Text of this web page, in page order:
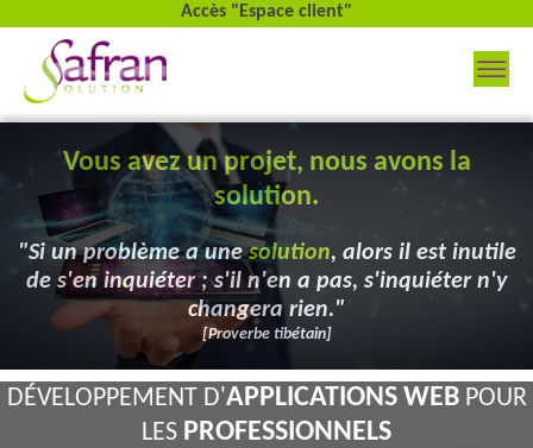
Accès "Espace client"
Vous avez un projet, nous avons la
solution.
"Si un problème a unesolution, alors il est inutile
de s'en inquiéter ; s'il n'en a pas, s'inquiéter n'y
changera rien."
[Proverbe tibétain]
DÉVELOPPEMENT D'APPLICATIONS WEBPOUR
LES PROFESSIONNELS